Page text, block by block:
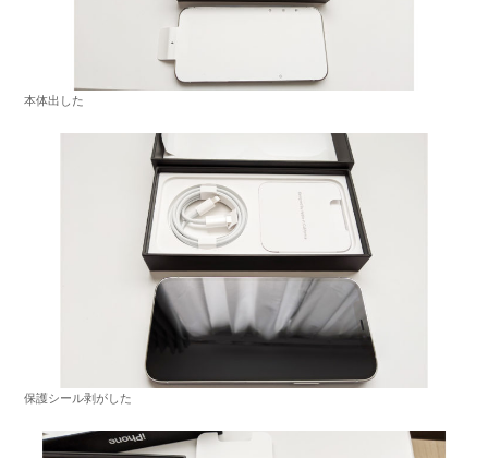
本体出した
保護シール剥がした